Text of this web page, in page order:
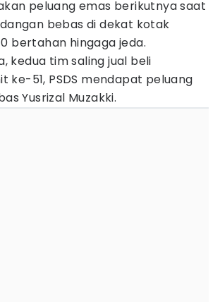
peluang emas berikutnya saat
bebas di dekat kotak
bertahan hingaga jeda.
kedua tim saling jual beli
ke-51, PSDS mendapat peluang
Yusrizal Muzakki.